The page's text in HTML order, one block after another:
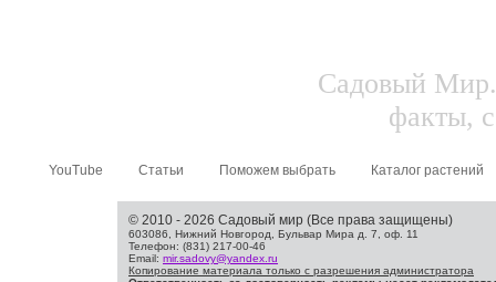
Садовый Мир.
факты,
YouTube Статьи Поможем выбрать Каталог растений
© 2010 - 2026 Садовый мир (Все права защищены)
603086, Нижний Новгород, Бульвар Мира д. 7, оф. 11
Телефон: (831) 217-00-46
Email: mir.sadovy@yandex.ru
Копирование материала только с разрешения администратора